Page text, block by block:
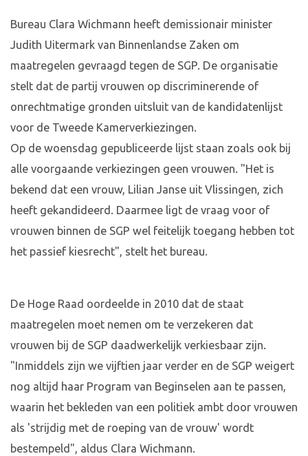
Bureau Clara Wichmann heeft demissionair minister
Judith Uitermark van Binnenlandse Zaken om
maatregelen gevraagd tegen de SGP. De organisatie
stelt dat de partij vrouwen op discriminerende of
onrechtmatige gronden uitsluit van de kandidatenlijst
voor de Tweede Kamerverkiezingen.
Op de woensdag gepubliceerde lijst staan zoals ook bij
alle voorgaande verkiezingen geen vrouwen. "Het is
bekend dat een vrouw, Lilian Janse uit Vlissingen, zich
heeft gekandideerd. Daarmee ligt de vraag voor of
vrouwen binnen de SGP wel feitelijk toegang hebben tot
het passief kiesrecht", stelt het bureau.
De Hoge Raad oordeelde in 2010 dat de staat
maatregelen moet nemen om te verzekeren dat
vrouwen bij de SGP daadwerkelijk verkiesbaar zijn.
"Inmiddels zijn we vijftien jaar verder en de SGP weigert
nog altijd haar Program van Beginselen aan te passen,
waarin het bekleden van een politiek ambt door vrouwen
als 'strijdig met de roeping van de vrouw' wordt
bestempeld", aldus Clara Wichmann.